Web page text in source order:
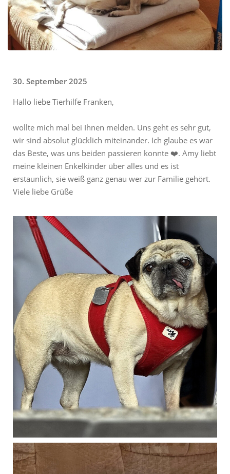
30. September 2025
Hallo liebe Tierhilfe Franken,
wollte mich mal bei Ihnen melden. Uns geht es sehr gut,
wir sind absolut glücklich miteinander. Ich glaube es war
das Beste, was uns beiden passieren konnte ❤️. Amy liebt
meine kleinen Enkelkinder über alles und es ist
erstaunlich, sie weiß ganz genau wer zur Familie gehört.
Viele liebe Grüße